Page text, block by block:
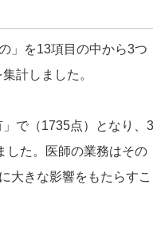
」を13項目の中から3つ
計しました。
で（1735点）となり、3
した。医師の業務はその
大きな影響をもたらすこ